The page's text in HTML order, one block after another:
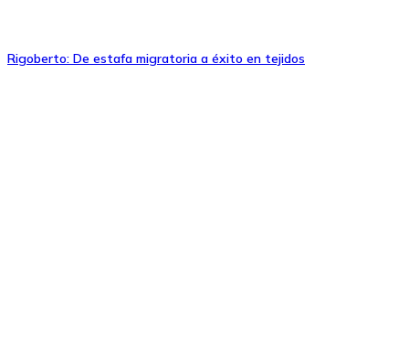
Rigoberto: De estafa migratoria a éxito en tejidos